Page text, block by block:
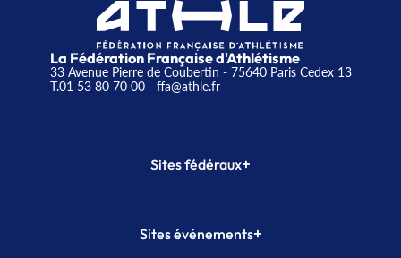
La Fédération Française d'Athlétisme
33 Avenue Pierre de Coubertin - 75640 Paris Cedex 13
T.01 53 80 70 00- ffa@athle.fr
Sites fédéraux+
Plateforme Formation
Sites événements+